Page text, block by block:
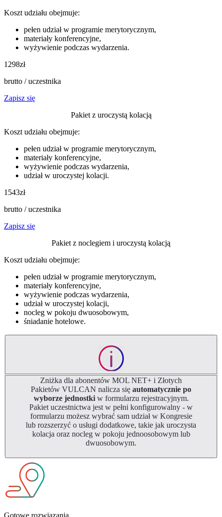
Koszt udziału obejmuje:
pełen udział w programie merytorycznym,
materiały konferencyjne,
wyżywienie podczas wydarzenia.
1298zł
brutto / uczestnika
Zapisz się
Pakiet z uroczystą kolacją
Koszt udziału obejmuje:
pełen udział w programie merytorycznym,
materiały konferencyjne,
wyżywienie podczas wydarzenia,
udział w uroczystej kolacji.
1543zł
brutto / uczestnika
Zapisz się
Pakiet z noclegiem i uroczystą kolacją
Koszt udziału obejmuje:
pełen udział w programie merytorycznym,
materiały konferencyjne,
wyżywienie podczas wydarzenia,
udział w uroczystej kolacji,
nocleg w pokoju dwuosobowym,
śniadanie hotelowe.
Zniżka dla abonentów MOL NET+ i Złotych
Pakietów VULCAN nalicza się automatycznie po
wyborze jednostkiw formularzu rejestracyjnym.
Pakiet uczestnictwa jest w pełni konfigurowalny - w
formularzu możesz wybrać sam udział w Kongresie
lub rozszerzyć o usługi dodatkowe, takie jak uroczysta
kolacja oraz nocleg w pokoju jednoosobowym lub
dwuosobowym.
Gotowe rozwiązania